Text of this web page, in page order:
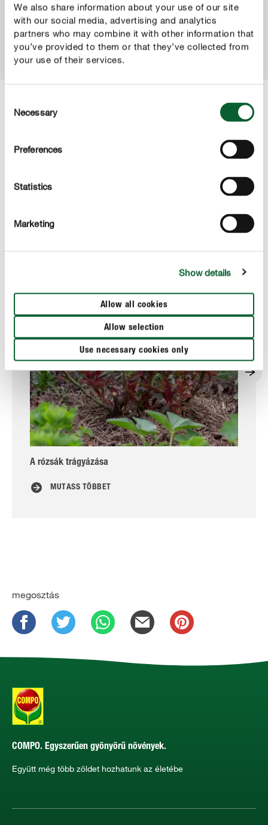
We also share information about your use of our site
with our social media, advertising and analytics
partners who may combine it with other information that
you’ve provided to them or that they’ve collected from
your use of their services.
Selection
Necessary
Preferences
Statistics
Marketing
Show details
Allow all cookies
Allow selection
Use necessary cookies only
disciplínou. Vysoké nároky různých odrůd vyžadují
A rózsák trágyázása
MUTASS TÖBBET
megosztás
COMPO. Egyszerűen gyönyörű növények.
Együtt még több zöldet hozhatunk az életébe